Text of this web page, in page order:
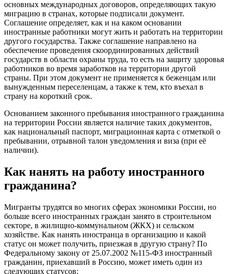
основных международных договоров, определяющих такую
миграцию в странах, которые подписали документ.
Соглашение определяет, как и на каком основании
иностранные работники могут жить и работать на территории
другого государства. Также соглашение направлено на
обеспечение проведения скоординированных действий
государств в области охраны труда, то есть на защиту здоровья
работников во время заработков на территории другой
страны. При этом документ не применяется к беженцам или
вынужденным переселенцам, а также к тем, кто въехал в
страну на короткий срок.
Основанием законного пребывания иностранного гражданина
на территории России является наличие таких документов,
как национальный паспорт, миграционная карта с отметкой о
пребывании, отрывной талон уведомления и виза (при её
наличии).
Как нанять на работу иностранного
гражданина?
Мигранты трудятся во многих сферах экономики России, но
больше всего иностранных граждан занято в строительном
секторе, в жилищно-коммунальном (ЖКХ) и сельском
хозяйстве. Как нанять иностранца в организацию и какой
статус он может получить, приезжая в другую страну? По
Федеральному закону от 25.07.2002 №115-ФЗ иностранный
гражданин, приехавший в Россию, может иметь один из
следующих статусов: